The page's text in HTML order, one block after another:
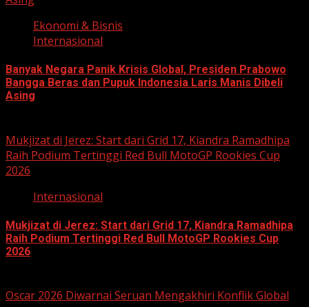
Ekonomi & Bisnis
Internasional
Banyak Negara Panik Krisis Global, Presiden Prabowo
Bangga Beras dan Pupuk Indonesia Laris Manis Dibeli
Asing
Mukjizat di Jerez: Start dari Grid 17, Kiandra Ramadhipa
Raih Podium Tertinggi Red Bull MotoGP Rookies Cup
2026
Internasional
Mukjizat di Jerez: Start dari Grid 17, Kiandra Ramadhipa
Raih Podium Tertinggi Red Bull MotoGP Rookies Cup
2026
Oscar 2026 Diwarnai Seruan Mengakhiri Konflik Global